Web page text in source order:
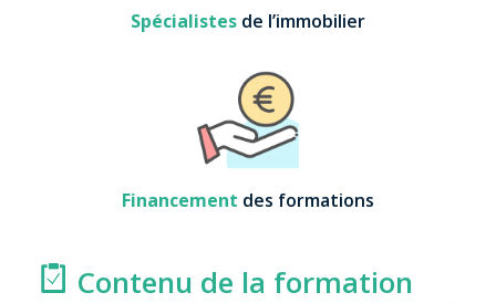
Spécialistesde l’immobilier
Financement des formations
Contenu de la formation